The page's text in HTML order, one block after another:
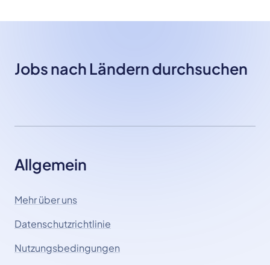
Jobs nach Ländern durchsuchen
Allgemein
Mehr über uns
Datenschutzrichtlinie
Nutzungsbedingungen